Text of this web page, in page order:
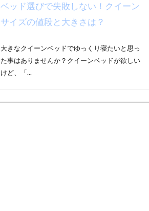
ベッド選びで失敗しない！クイーン
サイズの値段と大きさは？
大きなクイーンベッドでゆっくり寝たいと思っ
た事はありませんか？クイーンベッドが欲しい
けど、「...